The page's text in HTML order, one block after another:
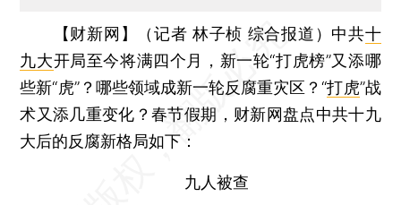
【财新网】（记者 林子桢 综合报道） 中共十
九大开局至今将满四个月，新一轮“打虎榜”又添哪
些新“虎”？哪些领域成新一轮反腐重灾区？“打虎”战
术又添几重变化？春节假期，财新网盘点中共十九
大后的反腐新格局如下：
九人被查